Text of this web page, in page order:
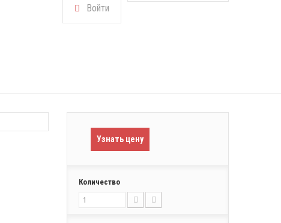
Войти
Узнать цену
Количество